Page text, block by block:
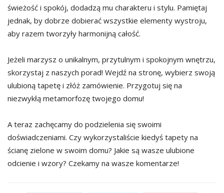
świeżość i spokój, dodadzą mu charakteru i stylu. Pamiętaj
jednak, by dobrze dobierać wszystkie elementy wystroju,
aby razem tworzyły harmonijną całość.
Jeżeli marzysz o unikalnym, przytulnym i spokojnym wnętrzu,
skorzystaj z naszych porad! Wejdź na stronę, wybierz swoją
ulubioną tapetę i złóż zamówienie. Przygotuj się na
niezwykłą metamorfozę twojego domu!
A teraz zachęcamy do podzielenia się swoimi
doświadczeniami. Czy wykorzystaliście kiedyś tapety na
ścianę zielone w swoim domu? Jakie są wasze ulubione
odcienie i wzory? Czekamy na wasze komentarze!